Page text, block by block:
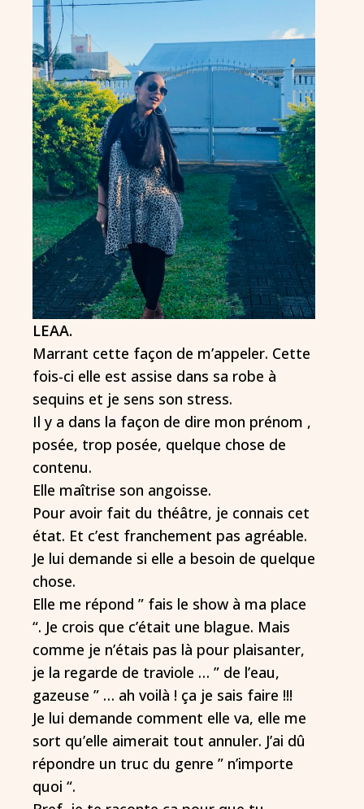
LEAA.
Marrant cette façon de m’appeler. Cette
fois-ci elle est assise dans sa robe à
sequins et je sens son stress.
Il y a dans la façon de dire mon prénom ,
posée, trop posée, quelque chose de
contenu.
Elle maîtrise son angoisse.
Pour avoir fait du théâtre, je connais cet
état. Et c’est franchement pas agréable.
Je lui demande si elle a besoin de quelque
chose.
Elle me répond ” fais le show à ma place
“. Je crois que c’était une blague. Mais
comme je n’étais pas là pour plaisanter,
je la regarde de traviole … ” de l’eau,
gazeuse ” … ah voilà ! ça je sais faire !!!
Je lui demande comment elle va, elle me
sort qu’elle aimerait tout annuler. J’ai dû
répondre un truc du genre ” n’importe
quoi “.